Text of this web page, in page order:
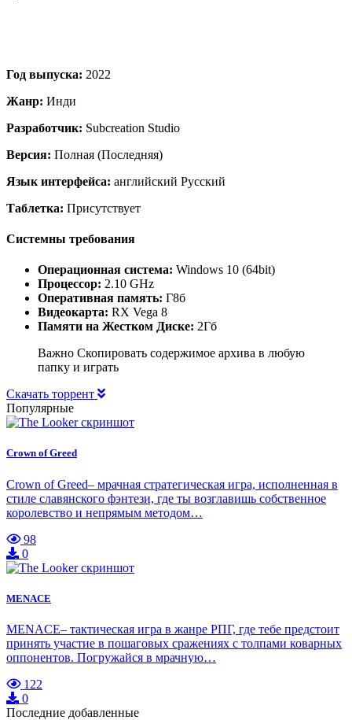
Год выпуска: 2022
Жанр: Инди
Разработчик: Subcreation Studio
Версия: Полная (Последняя)
Язык интерфейса: английский Русский
Таблетка: Присутствует
Системны требования
Операционная система: Windows 10 (64bit)
Процессор: 2.10 GHz
Оперативная память: Г8б
Видеокарта: RX Vega 8
Памяти на Жестком Диске: 2Гб
Важно Скопировать содержимое архива в любую
папку и играть
Скачать торрент
Популярные
Crown of Greed
Crown of Greed– мрачная стратегическая игра, исполненная в
стиле славянского фэнтези, где ты возглавишь собственное
королевство и непрямым методом…
98
0
MENACE
MENACE– тактическая игра в жанре РПГ, где тебе предстоит
принять участие в пошаговых сражениях с толпами коварных
оппонентов. Погружайся в мрачную…
122
0
Последние добавленные